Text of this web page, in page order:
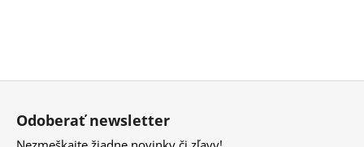
Z
Odoberať newsletter